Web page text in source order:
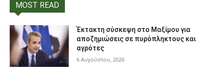
MOST READ
Έκτακτη σύσκεψη στο Μαξίμου για
αποζημιώσεις σε πυρόπληκτους και
αγρότες
6 Αυγούστου, 2026